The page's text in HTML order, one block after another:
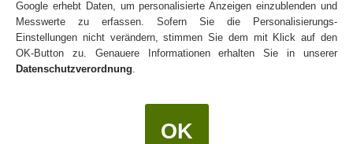
Google erhebt Daten, um personalisierte Anzeigen einzublenden und
Messwerte zu erfassen. Sofern Sie die Personalisierungs-
Einstellungen nicht verändern, stimmen Sie dem mit Klick auf den
OK-Button zu. Genauere Informationen erhalten Sie in unserer
Datenschutzverordnung.
OK